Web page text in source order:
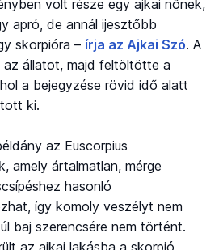
volt része egy ajkai nőnek,
apró, de annál ijesztőbb
skorpióra – írja az Ajkai Szó. A
állatot, majd feltöltötte a
a bejegyzése rövid idő alatt
ki.
az Euscorpius
amely ártalmatlan, mérge
hasonló
így komoly veszélyt nem
baj szerencsére nem történt.
az ajkai lakásba a skorpió,